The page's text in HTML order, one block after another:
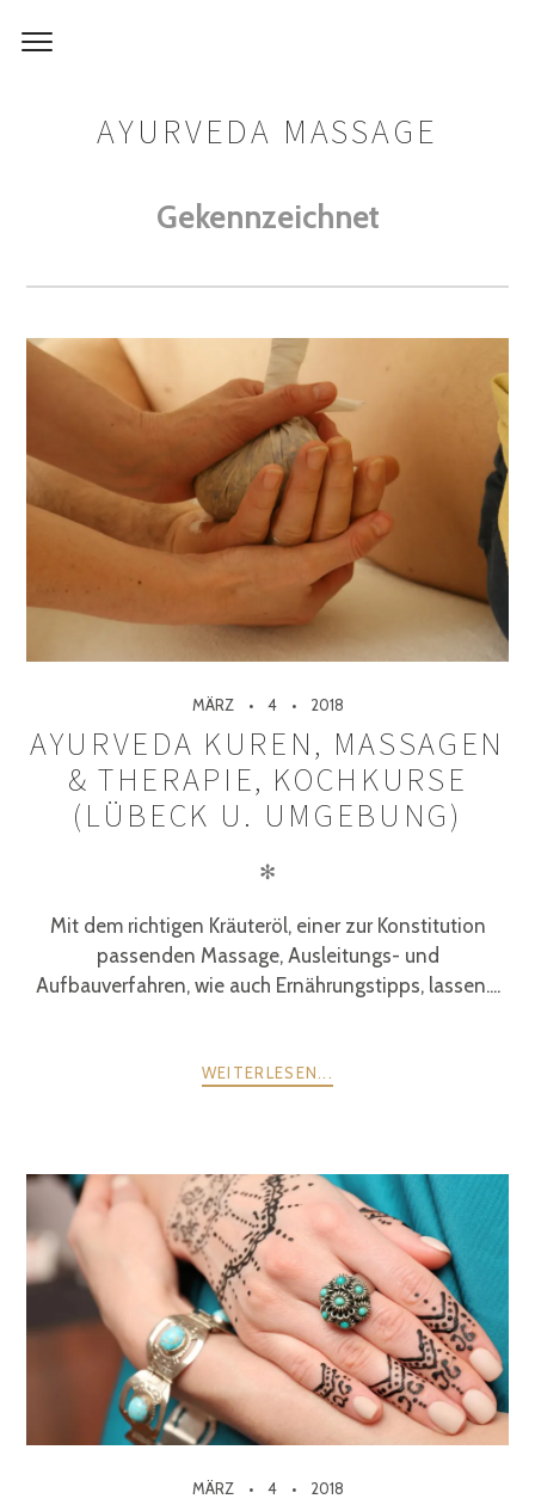
AYURVEDA MASSAGE
Gekennzeichnet
MÄRZ 4 2018
AYURVEDA KUREN, MASSAGEN
& THERAPIE, KOCHKURSE
(LÜBECK U. UMGEBUNG)
✻
Mit dem richtigen Kräuteröl, einer zur Konstitution
passenden Massage, Ausleitungs- und
Aufbauverfahren, wie auch Ernährungstipps, lassen....
WEITERLESEN...
MÄRZ 4 2018